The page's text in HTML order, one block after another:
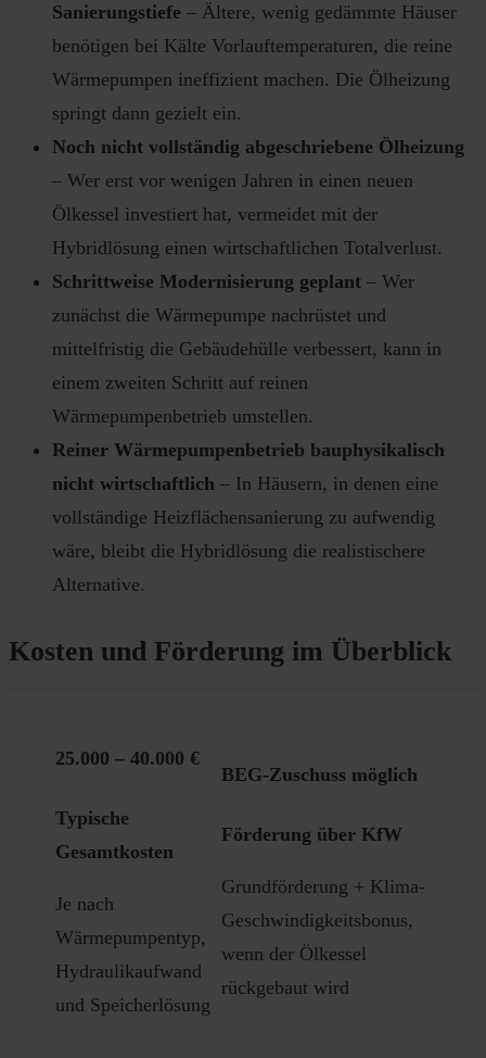
Sanierungstiefe – Ältere, wenig gedämmte Häuser
benötigen bei Kälte Vorlauftemperaturen, die reine
Wärmepumpen ineffizient machen. Die Ölheizung
springt dann gezielt ein.
Noch nicht vollständig abgeschriebene Ölheizung
– Wer erst vor wenigen Jahren in einen neuen
Ölkessel investiert hat, vermeidet mit der
Hybridlösung einen wirtschaftlichen Totalverlust.
Schrittweise Modernisierung geplant – Wer
zunächst die Wärmepumpe nachrüstet und
mittelfristig die Gebäudehülle verbessert, kann in
einem zweiten Schritt auf reinen
Wärmepumpenbetrieb umstellen.
Reiner Wärmepumpenbetrieb bauphysikalisch
nicht wirtschaftlich – In Häusern, in denen eine
vollständige Heizflächensanierung zu aufwendig
wäre, bleibt die Hybridlösung die realistischere
Alternative.
Kosten und Förderung im Überblick
25.000 – 40.000 €
Typische
Gesamtkosten
Je nach
Wärmepumpentyp,
Hydraulikaufwand
und Speicherlösung
BEG-Zuschuss möglich
Förderung über KfW
Grundförderung + Klima-
Geschwindigkeitsbonus,
wenn der Ölkessel
rückgebaut wird